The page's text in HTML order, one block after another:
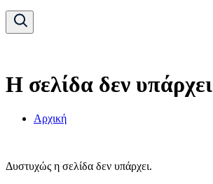
Η σελίδα δεν υπάρχει
Αρχική
Δυστυχώς η σελίδα δεν υπάρχει.